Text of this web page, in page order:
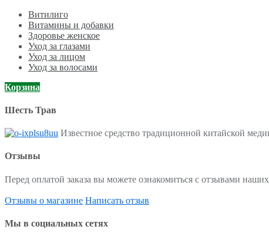
Витилиго
Витамины и добавки
Здоровье женское
Уход за глазами
Уход за лицом
Уход за волосами
Корзина
Шесть Трав
Известное средство традиционной китайской
Отзывы
Перед оплатой заказа вы можете ознакомиться с отзывами
Отзывы о магазине Написать отзыв
Мы в социальных сетях